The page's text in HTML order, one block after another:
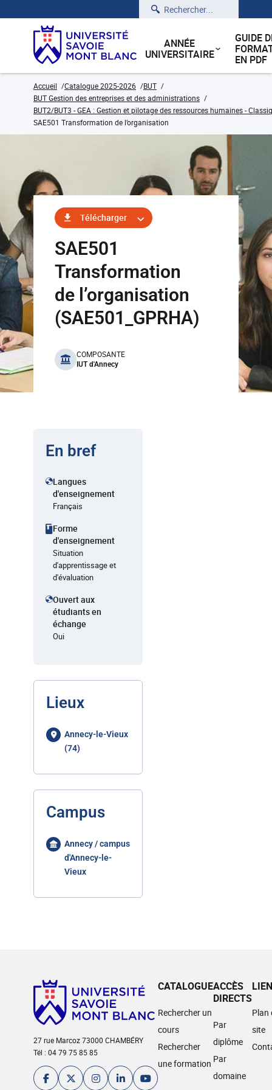
Rechercher
ANNÉE
UNIVERSITAIRE
GUIDE
EN PDF
Accueil Catalogue 2025-2026
BUT
BUT Gestion des entreprises et des administrations
BUT2/BUT3 - GEA : Gestion et pilotage des ressources humaines -
SAE501 Transformation de l’organisation
Télécharger
SAE501
Transformation
de l’organisation
(SAE501_GPRHA)
benefits
COMPOSANTE
IUT d'Annecy
En bref
Langues
d'enseignement
Français
Forme
d'enseignement
Situation
d'apprentissage et
d'évaluation
Ouvert aux
étudiants en
échange
Oui
Lieux
Annecy-le-Vieux
(74)
Campus
Annecy / campus
d'Annecy-le-
Vieux
27 rue Marcoz 73000 CHAMBÉRY
Tél : 04 79 75 85 85
CATALOGUE
Rechercher un
cours
Rechercher
une formation
ACCÈS
DIRECTS
Par
diplôme
Par
domaine
Plan
site